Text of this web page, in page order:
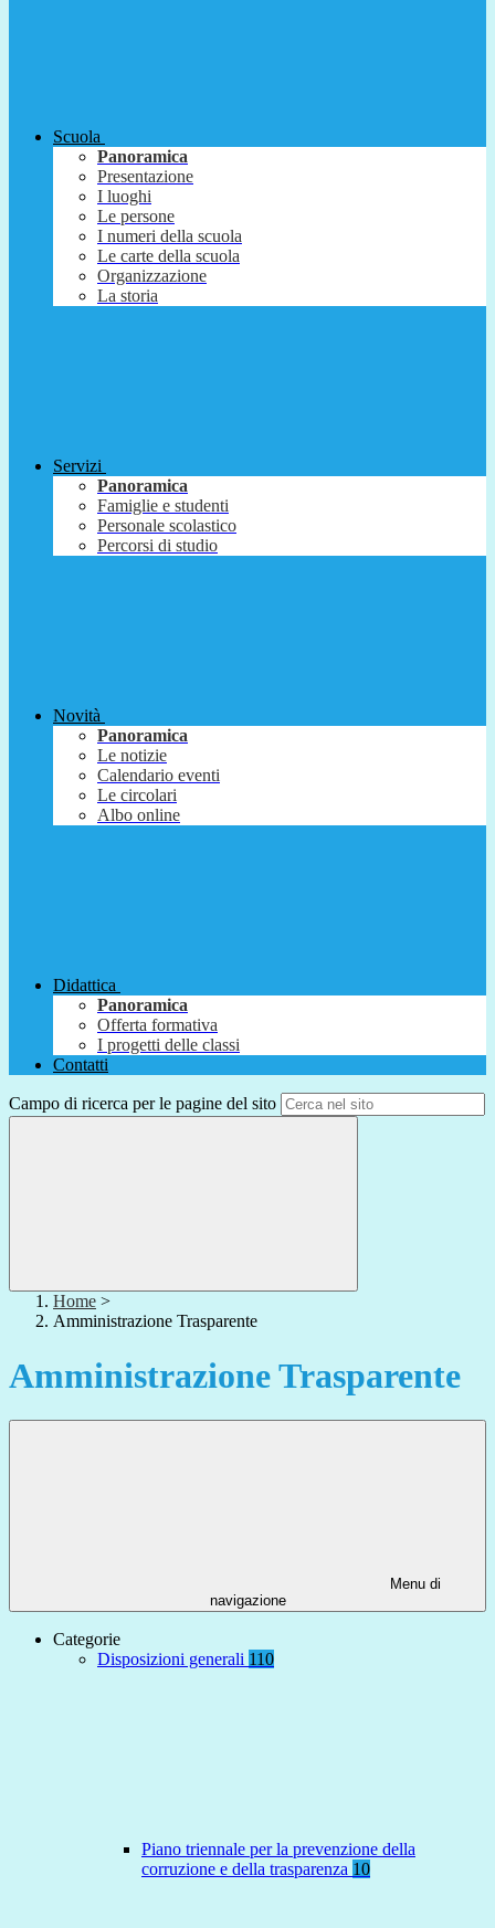
Scuola
Panoramica
Presentazione
I luoghi
Le persone
I numeri della scuola
Le carte della scuola
Organizzazione
La storia
Servizi
Panoramica
Famiglie e studenti
Personale scolastico
Percorsi di studio
Novità
Panoramica
Le notizie
Calendario eventi
Le circolari
Albo online
Didattica
Panoramica
Offerta formativa
I progetti delle classi
Contatti
Campo di ricerca per le pagine del sito
Home >
Amministrazione Trasparente
Amministrazione Trasparente
Menu di
navigazione
Categorie
Disposizioni generali 110
Piano triennale per la prevenzione della
corruzione e della trasparenza 10